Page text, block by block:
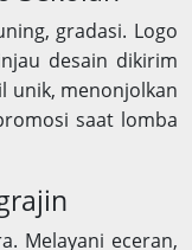
gradasi. Logo
desain dikirim
unik, menonjolkan
saat lomba
Melayani eceran,